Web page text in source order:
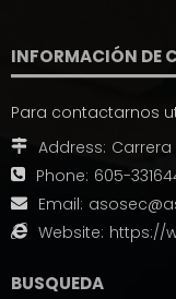
INFORMACIÓN DE
Para contactarnos
Address: Carrera
Phone: 605-
Email:
Website: https://
BUSQUEDA